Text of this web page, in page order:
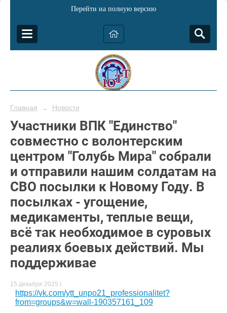
Перейти на полную версию
Главная → Новости
Участники ВПК "Единство"
совместно с волонтерским
центром "Голубь Мира" собрали
и отправили нашим солдатам на
СВО посылки к Новому Году. В
посылках - угощение,
медикаменты, теплые вещи,
всё так необходимое в суровых
реалиях боевых действий. Мы
поддерживае
15 декабря 2025 г.
https://vk.com/ytt_unpo21_professionalitet?
from=groups&w=wall-190357161_109